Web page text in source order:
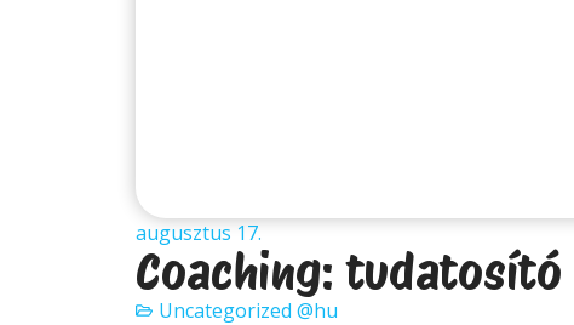
augusztus 17.
Coaching: tudatosító
Uncategorized @hu